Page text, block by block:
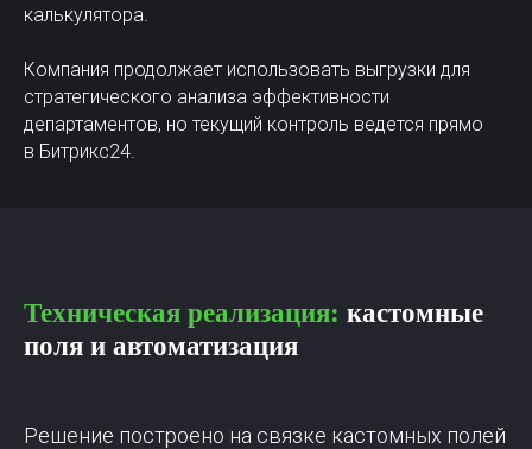
калькулятора.
Компания продолжает использовать выгрузки для
стратегического анализа эффективности
департаментов, но текущий контроль ведется прямо
в Битрикс24.
Техническая реализация: кастомные
поля и автоматизация
Решение построено на связке кастомных полей